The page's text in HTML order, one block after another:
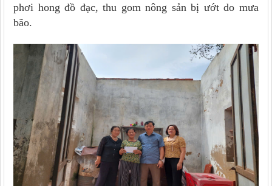
phơi hong đồ đạc, thu gom nông sản bị ướt do mưa
bão.